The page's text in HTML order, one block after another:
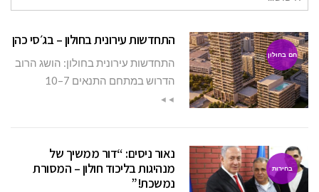
חם בחולון
התחדשות עירונית בחולון – בג׳סי כהן
התחדשות עירונית בחולון: הושג הרוב
הדרוש במתחם התנאים 7–10
◄◄
בחירות
נאור ניסים: “דור ממשיך של
מנהיגות בליכוד חולון – המסורת
נמשכת!”